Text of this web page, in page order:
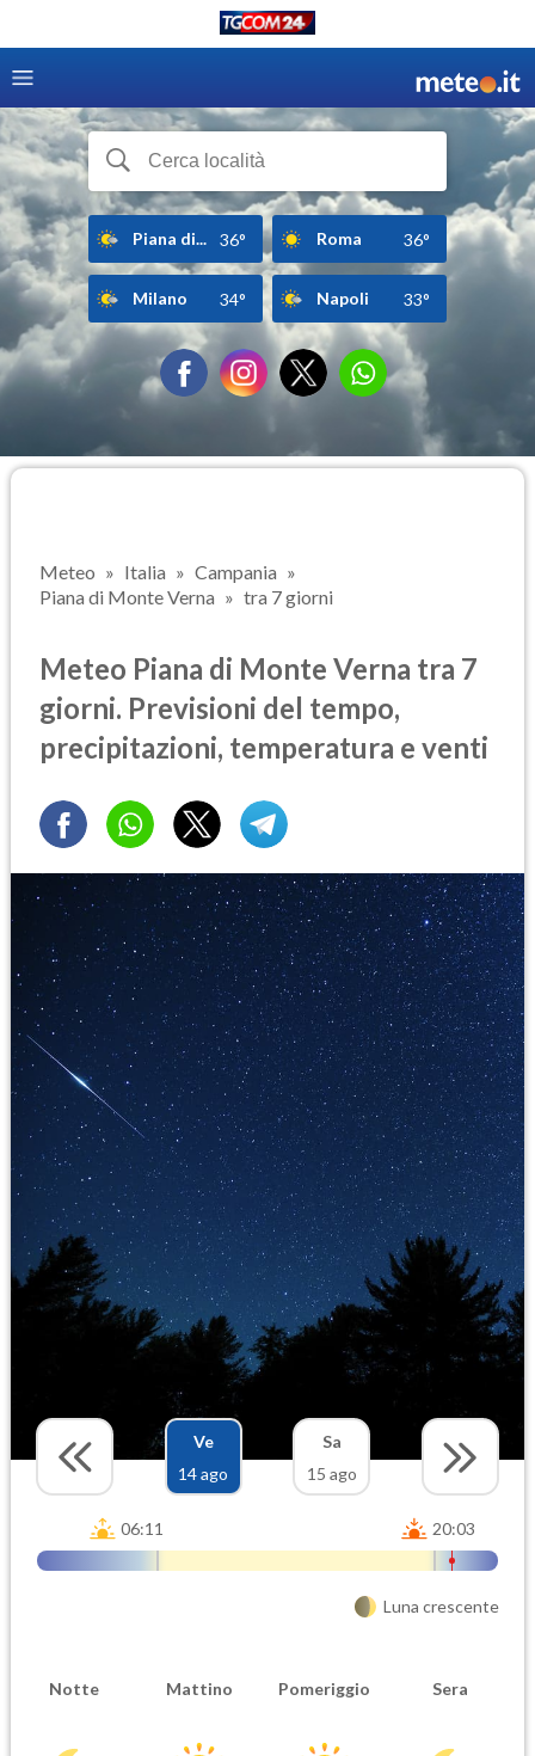
Piana di... 36° Roma 36°
Milano 34° Napoli 33°
Meteo Italia
Campania
Piana di Monte Verna
tra 7 giorni
Meteo Piana di Monte Verna tra 7
giorni. Previsioni del tempo,
precipitazioni, temperatura e venti
Ve
14 ago
Sa
15 ago
06:11 20:03
Luna crescente
Notte Mattino Pomeriggio Sera